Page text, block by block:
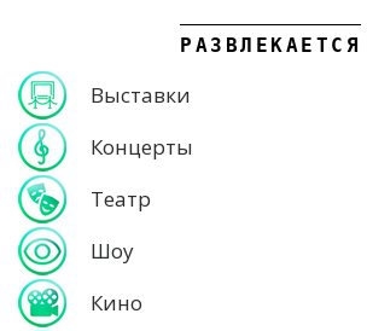
РАЗВЛЕКАЕТСЯ
Выставки
Концерты
Театр
Шоу
Кино